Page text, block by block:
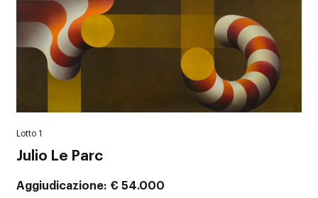
Lotto 1
Julio Le Parc
Aggiudicazione € 54.000